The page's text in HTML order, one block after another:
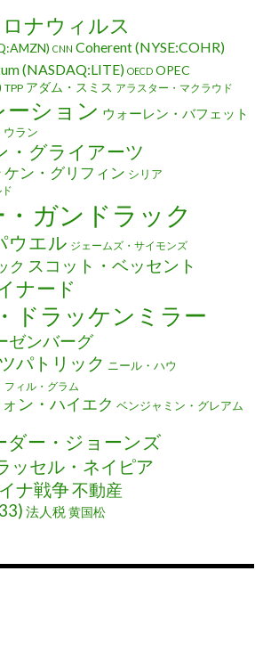
ナウィルス
CNN Coherent (NYSE:COHR)
(NASDAQ:LITE) OECD OPEC
TPP アダム・スミス アラスター・マクラウド
ーション ウォーレン・バフェット
ウラン
・グライアーツ
ケン・グリフィン シリア
ガンドラック
ウエル ジェームズ・サイモンズ
ク スコット・ベッセント
ナード
ドラッケンミラー
ゼンバーグ
パトリック ニール・ハウ
フィル・グラム
ン・ハイエク ベンジャミン・グレアム
ダー・ジョーンズ
ッセル・ネイピア
ナ戦争不動産
法人税黄国松